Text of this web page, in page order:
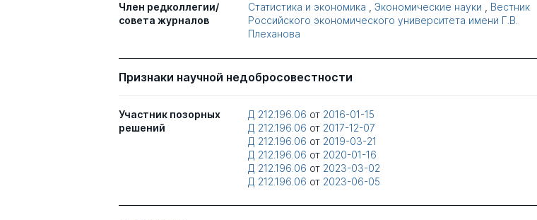
Член редколлегии/
совета журналов
Статистика и экономика Экономические науки
Вестник
Российского экономического университета имени Г.В.
Плеханова
Признаки научной недобросовестности
Участник позорных
решений
Д 212.196.06 от 2016-01-15
Д 212.196.06 от 2017-12-07
Д 212.196.06 от 2019-03-21
Д 212.196.06 от 2020-01-16
Д 212.196.06 от 2023-03-02
Д 212.196.06 от 2023-06-05